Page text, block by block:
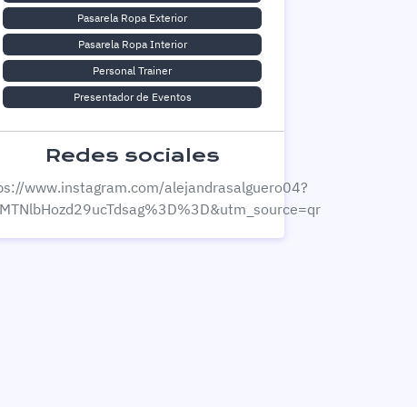
Pasarela Ropa Exterior
Pasarela Ropa Interior
Personal Trainer
Presentador de Eventos
Redes sociales
www.instagram.com/alejandrasalguero04?